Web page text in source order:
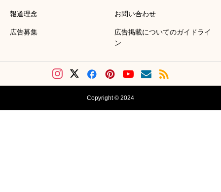
報道理念 お問い合わせ
広告募集
広告掲載についてのガイドライ
ン
Copyright © 2024